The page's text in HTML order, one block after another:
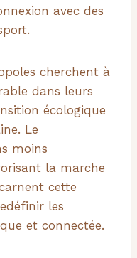
avec des
cherchent à
dans leurs
écologique
Le
moins
la marche
cette
les
et connectée.